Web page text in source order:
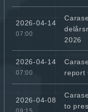
2026-04-14
07:00
2026
2026-04-14
07:00
report
2026-04-08
to